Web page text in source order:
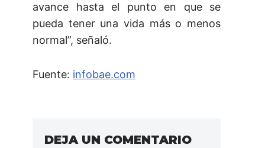
avance hasta el punto en que se
pueda tener una vida más o menos
normal”, señaló.
Fuente: infobae.com
DEJA UN COMENTARIO